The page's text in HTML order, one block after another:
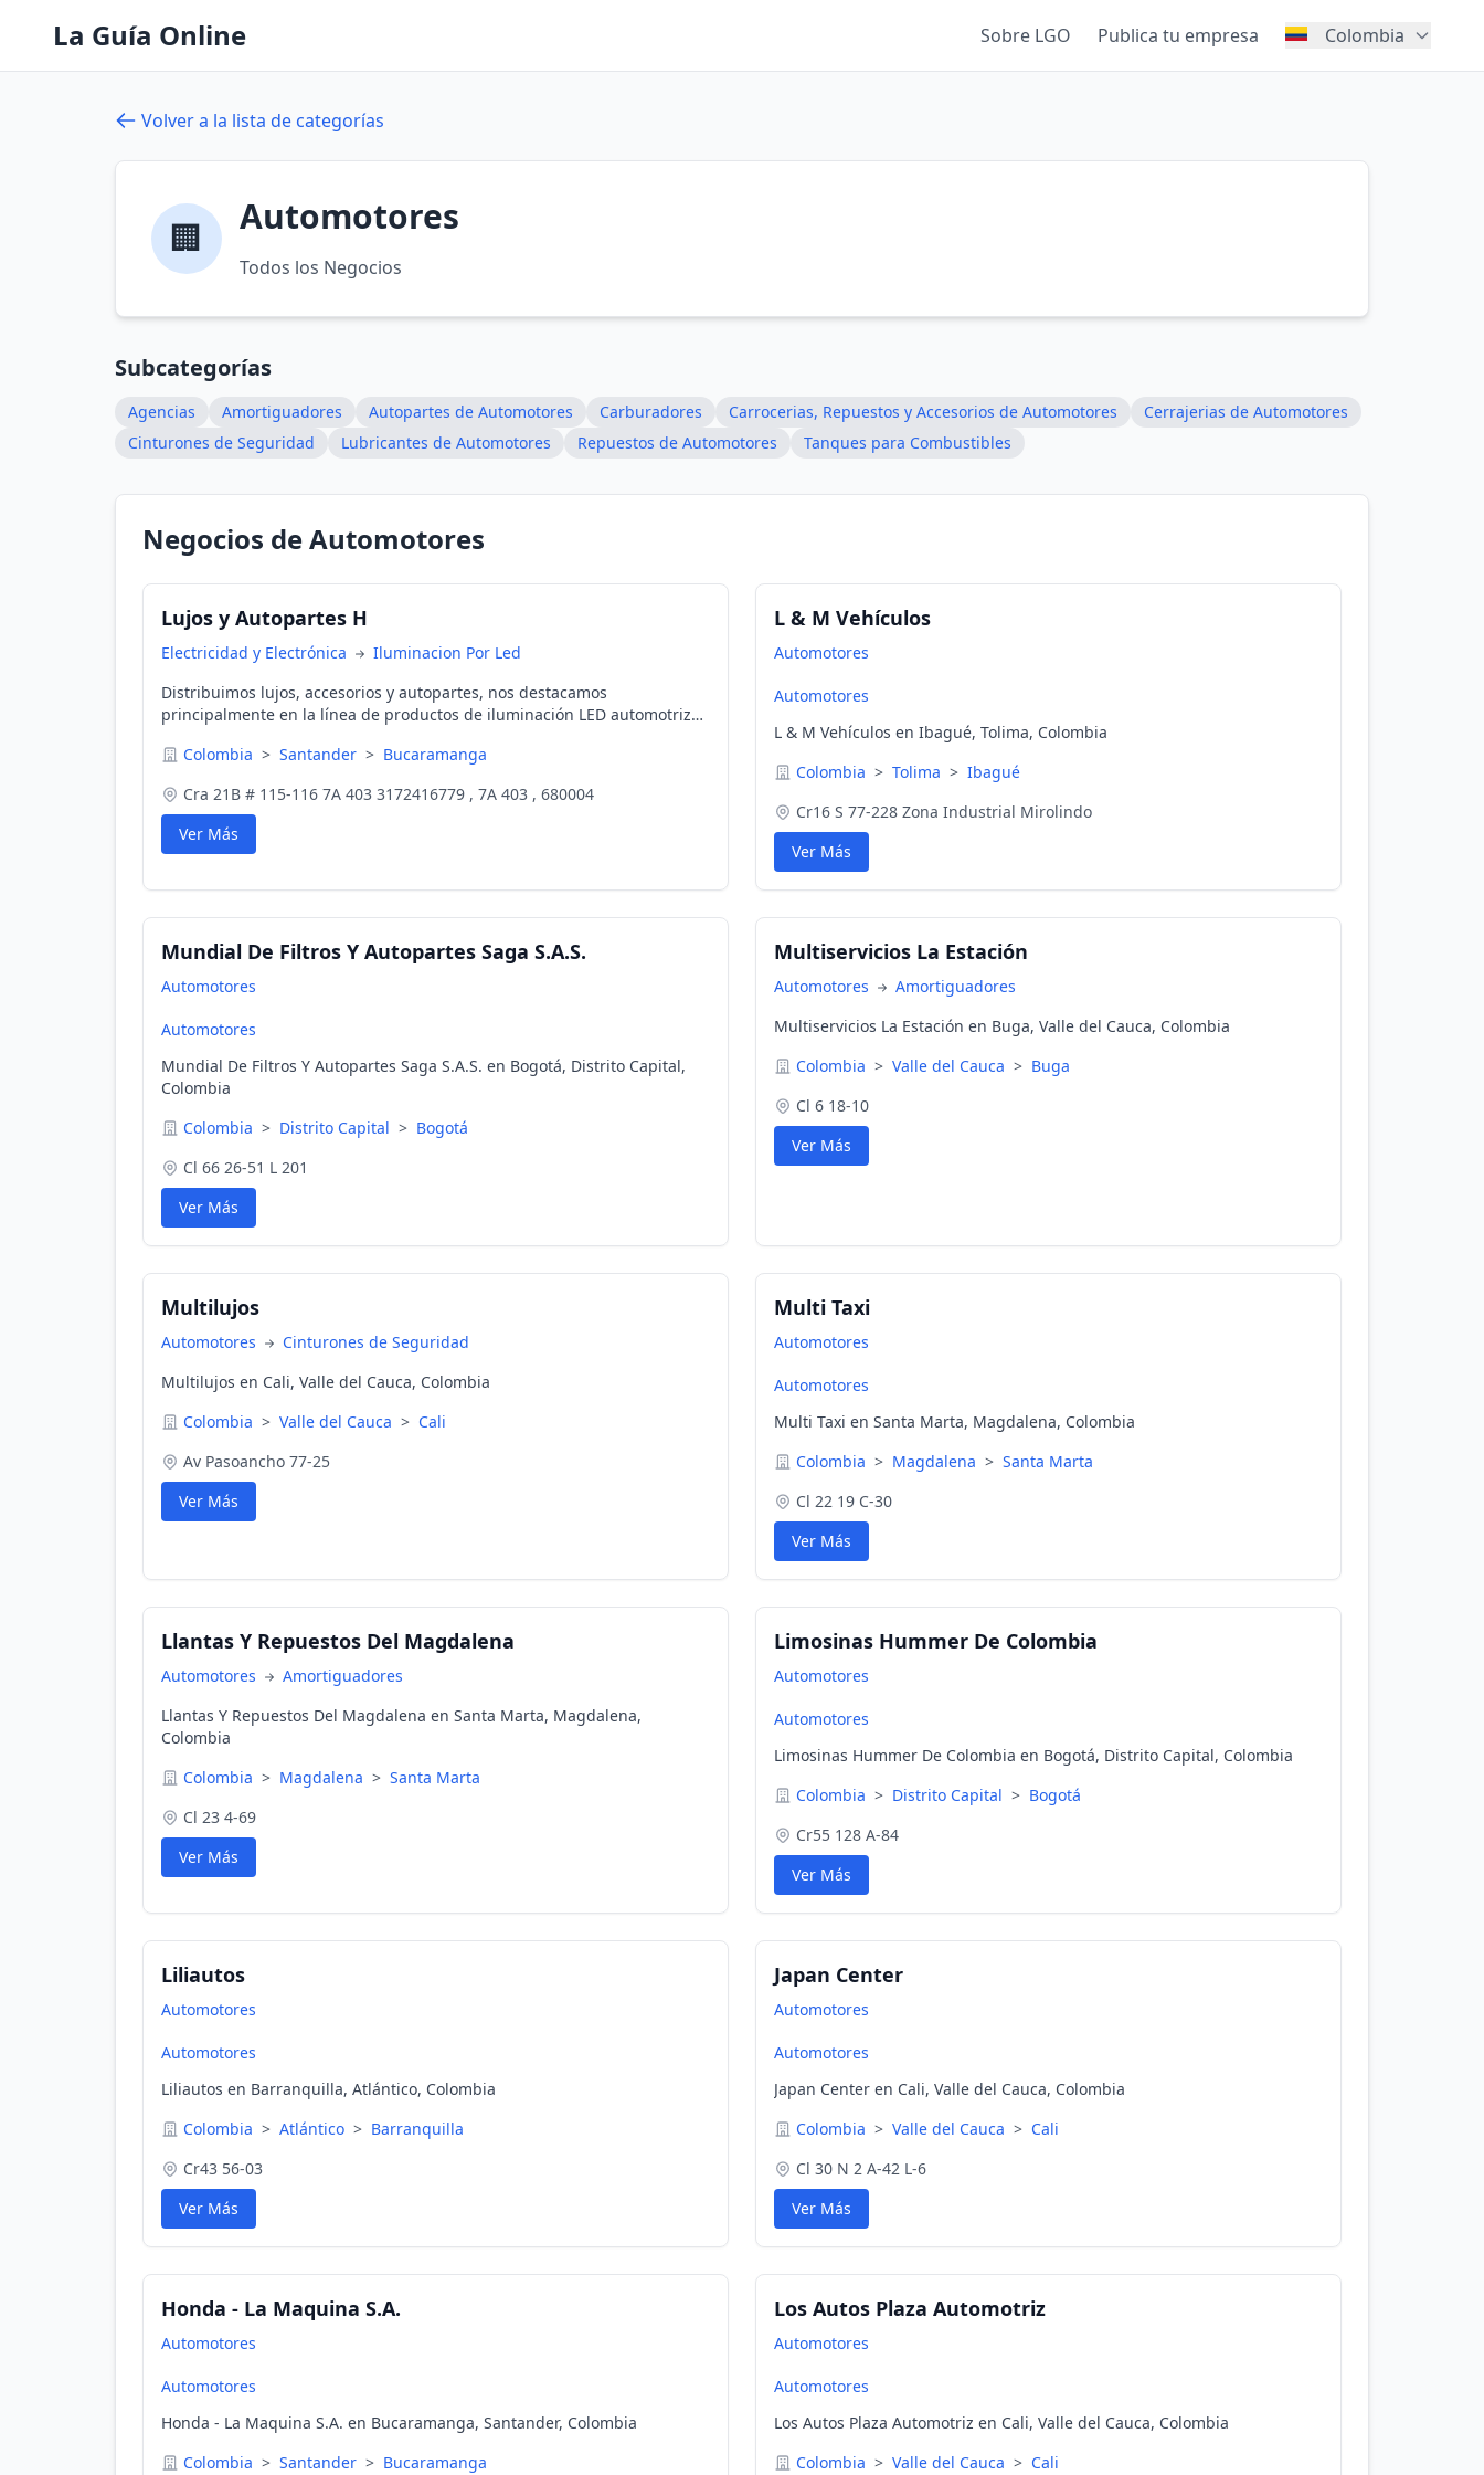
La Guía Online Sobre LGO Publica tu empresa Colombia
Volver a la lista de categorías
🏢 Automotores
Todos los Negocios
Subcategorías
Agencias Amortiguadores Autopartes de Automotores Carburadores Carrocerias, Repuestos y Accesorios de Automotores
Cerrajerias de Automotores
Cinturones de Seguridad
Lubricantes de Automotores Repuestos de Automotores Tanques para Combustibles
Negocios de Automotores
Lujos y Autopartes H
Electricidad y Electrónica
Iluminacion Por Led
Distribuimos lujos, accesorios y autopartes, nos destacamos
principalmente en la línea de productos de iluminación LED automotriz
y terminales eléctricos para todo tipo de vehículo (Carro, Moto,
Colombia > Santander > Bucaramanga
Cra 21B # 115-116 7A 403 3172416779 , 7A 403 , 680004
Ver Más
L & M Vehículos
Automotores
Automotores
L & M Vehículos en Ibagué, Tolima, Colombia
Colombia > Tolima > Ibagué
Cr16 S 77-228 Zona Industrial Mirolindo
Ver Más
Mundial De Filtros Y Autopartes Saga S.A.S.
Automotores
Automotores
Mundial De Filtros Y Autopartes Saga S.A.S. en Bogotá, Distrito Capital,
Colombia
Colombia > Distrito Capital > Bogotá
Cl 66 26-51 L 201
Ver Más
Multiservicios La Estación
Automotores
Amortiguadores
Multiservicios La Estación en Buga, Valle del Cauca, Colombia
Colombia > Valle del Cauca > Buga
Cl 6 18-10
Ver Más
Multilujos
Automotores
Cinturones de Seguridad
Multilujos en Cali, Valle del Cauca, Colombia
Colombia > Valle del Cauca > Cali
Av Pasoancho 77-25
Ver Más
Multi Taxi
Automotores
Automotores
Multi Taxi en Santa Marta, Magdalena, Colombia
Colombia > Magdalena > Santa Marta
Cl 22 19 C-30
Ver Más
Llantas Y Repuestos Del Magdalena
Automotores
Amortiguadores
Llantas Y Repuestos Del Magdalena en Santa Marta, Magdalena,
Colombia
Colombia > Magdalena > Santa Marta
Cl 23 4-69
Ver Más
Limosinas Hummer De Colombia
Automotores
Automotores
Limosinas Hummer De Colombia en Bogotá, Distrito Capital, Colombia
Colombia > Distrito Capital > Bogotá
Cr55 128 A-84
Ver Más
Liliautos
Automotores
Automotores
Liliautos en Barranquilla, Atlántico, Colombia
Colombia > Atlántico > Barranquilla
Cr43 56-03
Ver Más
Japan Center
Automotores
Automotores
Japan Center en Cali, Valle del Cauca, Colombia
Colombia > Valle del Cauca > Cali
Cl 30 N 2 A-42 L-6
Ver Más
Honda - La Maquina S.A.
Automotores
Automotores
Honda - La Maquina S.A. en Bucaramanga, Santander, Colombia
Colombia > Santander > Bucaramanga
Los Autos Plaza Automotriz
Automotores
Automotores
Los Autos Plaza Automotriz en Cali, Valle del Cauca, Colombia
Colombia > Valle del Cauca > Cali